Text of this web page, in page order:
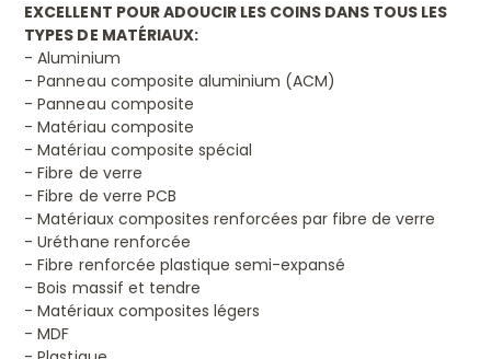
EXCELLENT POUR ADOUCIR LES COINS DANS TOUS LES
TYPES DE MATÉRIAUX:
- Aluminium
- Panneau composite aluminium (ACM)
- Panneau composite
- Matériau composite
- Matériau composite spécial
- Fibre de verre
- Fibre de verre PCB
- Matériaux composites renforcées par fibre de verre
- Uréthane renforcée
- Fibre renforcée plastique semi-expansé
- Bois massif et tendre
- Matériaux composites légers
- MDF